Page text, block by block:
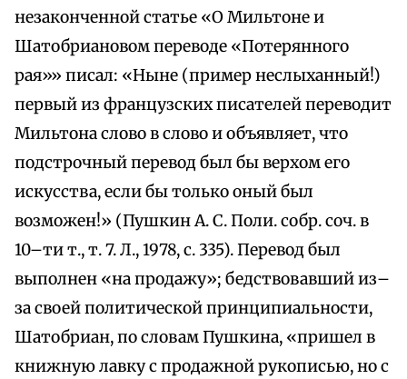
незаконченной статье «О Мильтоне и
Шатобриановом переводе «Потерянного
рая»» писал: «Ныне (пример неслыханный!)
первый из французских писателей переводит
Мильтона слово в слово и объявляет, что
подстрочный перевод был бы верхом его
искусства, если бы только оный был
возможен!» (Пушкин А. С. Поли. собр. соч. в
10–ти т., т. 7. Л., 1978, с. 335). Перевод был
выполнен «на продажу»; бедствовавший из–
за своей политической принципиальности,
Шатобриан, по словам Пушкина, «пришел в
книжную лавку с продажной рукописью, но с